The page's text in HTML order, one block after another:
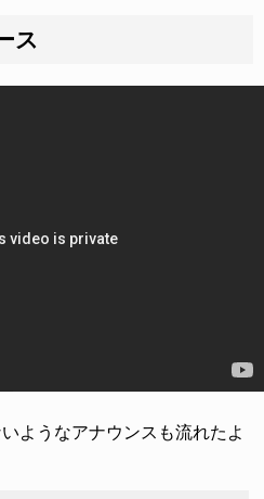
ス
ようなアナウンスも流れたよ